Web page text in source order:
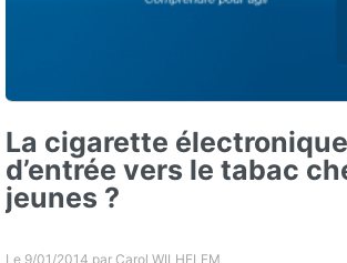
La cigarette
d’entrée vers le tabac
jeunes ?
Le 9/01/2014 par Carol WILHELEM